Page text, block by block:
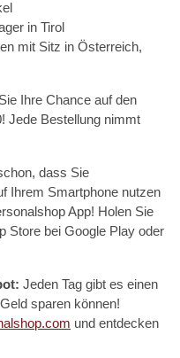
in Tirol
mit Sitz in Österreich,
Ihre Chance auf den
Jede Bestellung nimmt
dass Sie
Ihrem Smartphone nutzen
App! Holen Sie
Store bei Google Play oder
Jeden Tag gibt es einen
sparen können!
und entdecken